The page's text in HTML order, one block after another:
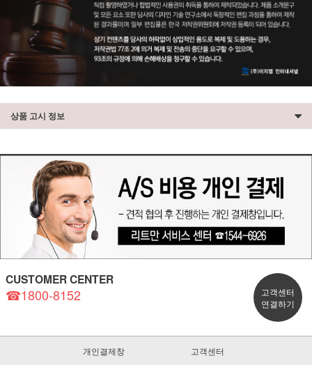
상품 고시 정보
CUSTOMER CENTER
☎1800-8152
고객센터
연결하기
개인결제창 고객센터